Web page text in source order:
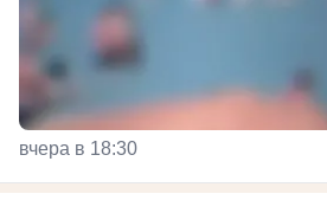
вчера в 18:30